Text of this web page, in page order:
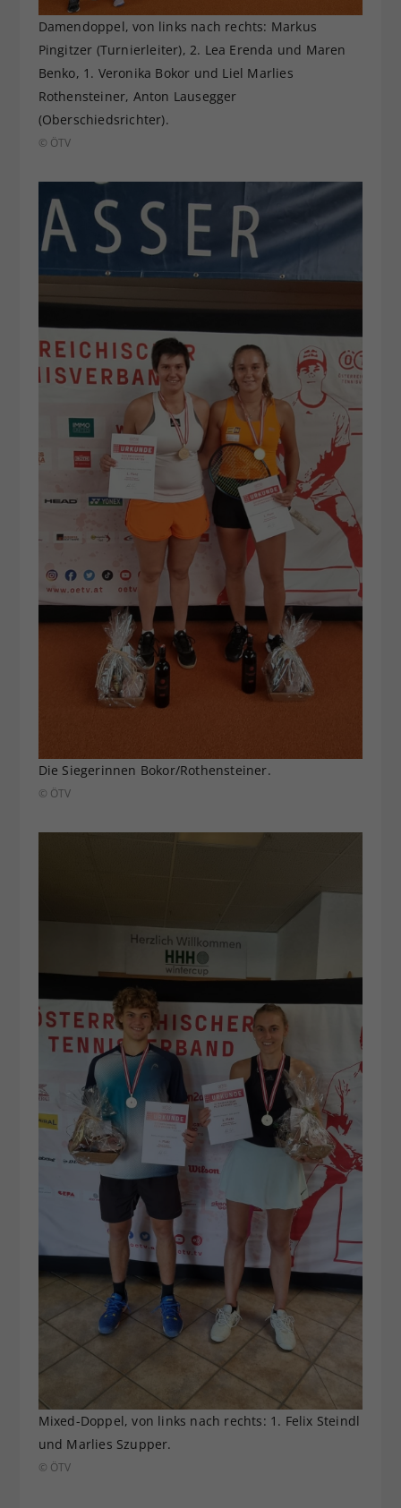
Damendoppel, von links nach rechts: Markus
Pingitzer (Turnierleiter), 2. Lea Erenda und Maren
Benko, 1. Veronika Bokor und Liel Marlies
Rothensteiner, Anton Lausegger
(Oberschiedsrichter).
© ÖTV
Die Siegerinnen Bokor/Rothensteiner.
© ÖTV
Mixed-Doppel, von links nach rechts: 1. Felix Steindl
und Marlies Szupper.
© ÖTV